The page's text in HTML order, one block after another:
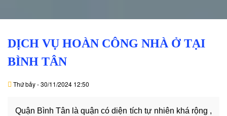
ĐÁP
DỊCH
VỤ
VĂN
DỊCH VỤ HOÀN CÔNG NHÀ Ở TẠI
BÌNH TÂN
Thứ bảy - 30/11/2024 12:50
Quận Bình Tân là quận có diện tích tự nhiên khá rộng ,